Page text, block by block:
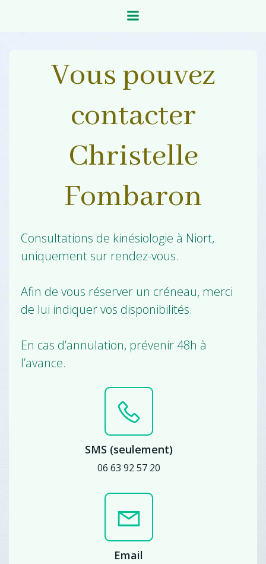
au
Vous pouvez
contacter
Christelle
Fombaron
Consultations de kinésiologie à Niort,
uniquement sur rendez-vous.
Afin de vous réserver un créneau, merci
de lui indiquer vos disponibilités.
En cas d’annulation, prévenir 48h à
l’avance.
SMS (seulement)
06 63 92 57 20
Email